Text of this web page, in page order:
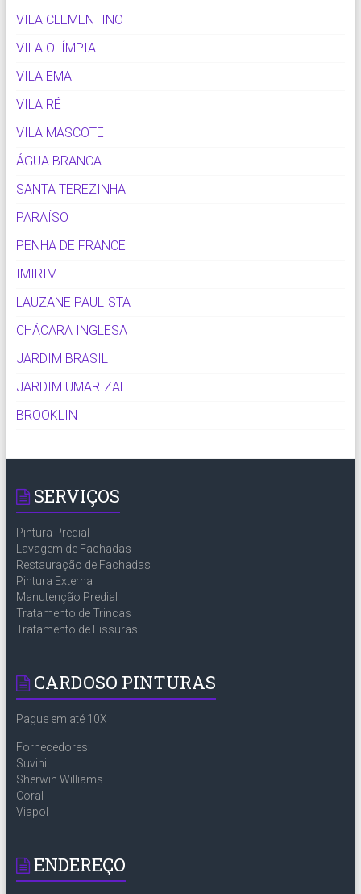
VILA CLEMENTINO
VILA OLÍMPIA
VILA EMA
VILA RÉ
VILA MASCOTE
ÁGUA BRANCA
SANTA TEREZINHA
PARAÍSO
PENHA DE FRANCE
IMIRIM
LAUZANE PAULISTA
CHÁCARA INGLESA
JARDIM BRASIL
JARDIM UMARIZAL
BROOKLIN
SERVIÇOS
Pintura Predial
Lavagem de Fachadas
Restauração de Fachadas
Pintura Externa
Manutenção Predial
Tratamento de Trincas
Tratamento de Fissuras
CARDOSO PINTURAS
Pague em até 10X
Fornecedores:
Suvinil
Sherwin Williams
Coral
Viapol
ENDEREÇO